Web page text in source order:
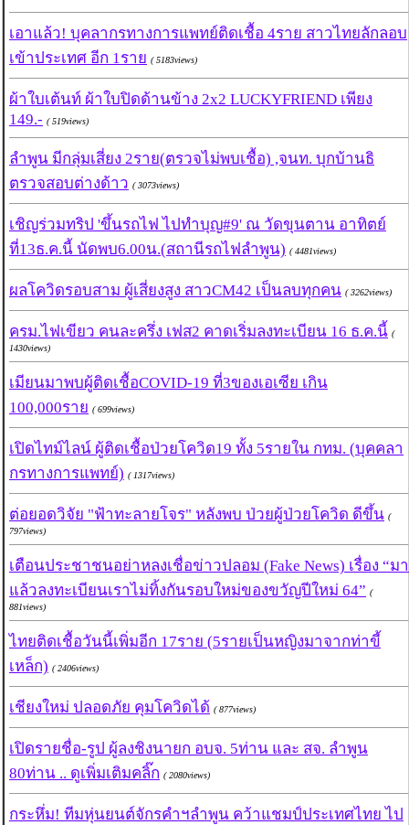
เอาแล้ว! บุคลากรทางการแพทย์ติดเชื้อ 4ราย สาวไทยลักลอบ
เข้าประเทศ อีก 1ราย ( 5183views)
ผ้าใบเต้นท์ ผ้าใบปิดด้านข้าง 2x2 LUCKYFRIEND เพียง
149.- ( 519views)
ลำพูน มีกลุ่มเสี่ยง 2ราย(ตรวจไม่พบเชื้อ) ,จนท. บุกบ้านธิ
ตรวจสอบต่างด้าว ( 3073views)
เชิญร่วมทริป 'ขึ้นรถไฟ ไปทำบุญ#9' ณ วัดขุนตาน อาทิตย์
ที่13ธ.ค.นี้ นัดพบ6.00น.(สถานีรถไฟลำพูน) ( 4481views)
ผลโควิดรอบสาม ผู้เสี่ยงสูง สาวCM42 เป็นลบทุกคน ( 3262views)
ครม.ไฟเขียว คนละครึ่ง เฟส2 คาดเริ่มลงทะเบียน 16 ธ.ค.นี้ (
1430views)
เมียนมาพบผู้ติดเชื้อCOVID-19 ที่3ของเอเซีย เกิน
100,000ราย ( 699views)
เปิดไทม์ไลน์ ผู้ติดเชื้อป่วยโควิด19 ทั้ง 5รายใน กทม. (บุคคลา
กรทางการแพทย์) ( 1317views)
ต่อยอดวิจัย "ฟ้าทะลายโจร" หลังพบ ป่วยผู้ป่วยโควิด ดีขึ้น (
797views)
เตือนประชาชนอย่าหลงเชื่อข่าวปลอม (Fake News) เรื่อง “มา
แล้วลงทะเบียนเราไม่ทิ้งกันรอบใหม่ของขวัญปีใหม่ 64” (
881views)
ไทยติดเชื้อวันนี้เพิ่มอีก 17ราย (5รายเป็นหญิงมาจากท่าขี้
เหล็ก) ( 2406views)
เชียงใหม่ ปลอดภัย คุมโควิดได้ ( 877views)
เปิดรายชื่อ-รูป ผู้ลงชิงนายก อบจ. 5ท่าน และ สจ. ลำพูน
80ท่าน .. ดูเพิ่มเติมคลิ๊ก ( 2080views)
กระหึ่ม! ทีมหุ่นยนต์จักรคำฯลำพูน คว้าแชมป์ประเทศไทย ไป